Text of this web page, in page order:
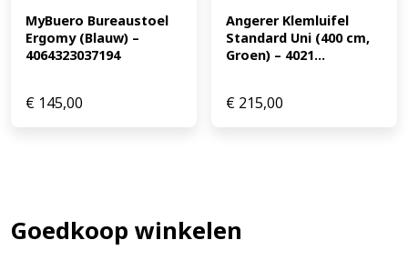
MyBuero Bureaustoel
Ergomy (Blauw) –
4064323037194
€ 145,00
Angerer Klemluifel
Standard Uni (400 cm,
Groen) – 4021...
€ 215,00
Goedkoop winkelen